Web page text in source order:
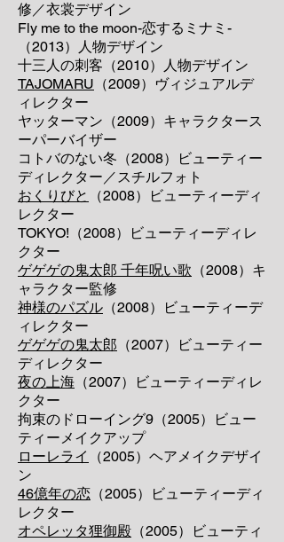
修 ／衣裳デザイン
Fly me to the moon-恋するミナミ-
（2013）人物デザイン
十三人の刺客（2010）人物デザイン
TAJOMARU （2009）ヴィジュアルデ
ィレクター
ヤッターマン（2009）キャラクタース
ーパーバイザー
コトバのない冬（2008）ビューティー
ディレクター ／スチルフォト
おくりびと
（2008）ビューティーディ
レクター
TOKYO!（2008）ビューティーディレ
クター
ゲゲゲの鬼太郎 千年呪い歌 （2008）キ
ャラクター監修
神様のパズル （2008）ビューティーデ
ィレクター
ゲゲゲの鬼太郎 （2007）ビューティー
ディレクター
夜の上海 （2007）ビューティーディレ
クター
拘束のドローイング9（2005）ビュー
ティーメイクアップ
ローレライ
（2005）ヘアメイクデザイ
ン
46億年の恋 （2005）ビューティーディ
レクター
オペレッタ狸御殿 （2005）ビューティ